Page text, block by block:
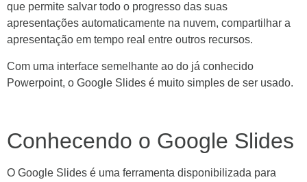
que permite salvar todo o progresso das suas
apresentações automaticamente na nuvem, compartilhar a
apresentação em tempo real entre outros recursos.
Com uma interface semelhante ao do já conhecido
Powerpoint, o Google Slides é muito simples de ser usado.
Conhecendo o Google Slides
O Google Slides é uma ferramenta disponibilizada para